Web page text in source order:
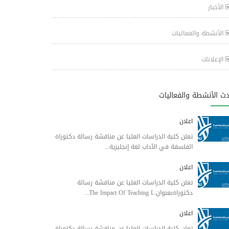
الأخبار
الأنشطة والفعاليات
الإعلانات
الأنشطة والفعاليات
اعلان
تعلن كلية الدراسات العليا عن مناقشة رسالة دكتوراة
الفلسفة في الآداب لغة إنجليزية...
اعلان
تعلن كلية الدراسات العليا عن مناقشة رسالة
دكتوراةبعنوان:The Impact Of Teaching L...
اعلان